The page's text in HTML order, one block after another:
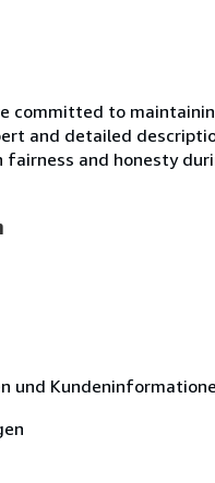
committed to
and detailed
and honesty
und